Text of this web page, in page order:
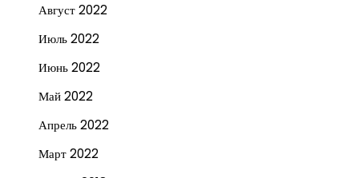
Август 2022
Июль 2022
Июнь 2022
Май 2022
Апрель 2022
Март 2022